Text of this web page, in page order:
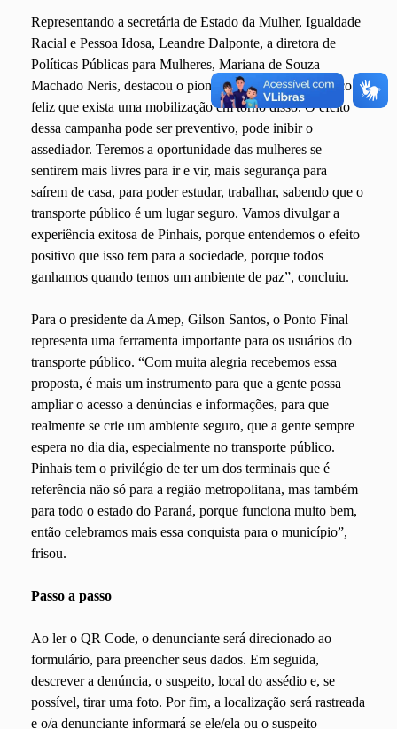
Representando a secretária de Estado da Mulher, Igualdade
Racial e Pessoa Idosa, Leandre Dalponte, a diretora de
Políticas Públicas para Mulheres, Mariana de Souza
Machado Neris, destacou o pioneirismo de Pinhais. “Fico
feliz que exista uma mobilização em torno disso. O efeito
dessa campanha pode ser preventivo, pode inibir o
assediador. Teremos a oportunidade das mulheres se
sentirem mais livres para ir e vir, mais segurança para
saírem de casa, para poder estudar, trabalhar, sabendo que o
transporte público é um lugar seguro. Vamos divulgar a
experiência exitosa de Pinhais, porque entendemos o efeito
positivo que isso tem para a sociedade, porque todos
ganhamos quando temos um ambiente de paz”, concluiu.
Para o presidente da Amep, Gilson Santos, o Ponto Final
representa uma ferramenta importante para os usuários do
transporte público. “Com muita alegria recebemos essa
proposta, é mais um instrumento para que a gente possa
ampliar o acesso a denúncias e informações, para que
realmente se crie um ambiente seguro, que a gente sempre
espera no dia dia, especialmente no transporte público.
Pinhais tem o privilégio de ter um dos terminais que é
referência não só para a região metropolitana, mas também
para todo o estado do Paraná, porque funciona muito bem,
então celebramos mais essa conquista para o município”,
frisou.
Passo a passo
Ao ler o QR Code, o denunciante será direcionado ao
formulário, para preencher seus dados. Em seguida,
descrever a denúncia, o suspeito, local do assédio e, se
possível, tirar uma foto. Por fim, a localização será rastreada
e o/a denunciante informará se ele/ela ou o suspeito